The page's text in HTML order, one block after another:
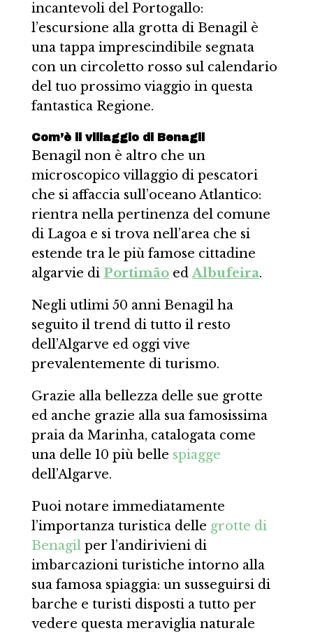
incantevoli del Portogallo:
l’escursione alla grotta di Benagil è
una tappa imprescindibile segnata
con un circoletto rosso sul calendario
del tuo prossimo viaggio in questa
fantastica Regione.
Com’è il villaggio di Benagil
Benagil non è altro che un
microscopico villaggio di pescatori
che si affaccia sull’oceano Atlantico:
rientra nella pertinenza del comune
di Lagoa e si trova nell’area che si
estende tra le più famose cittadine
algarvie di PortimãoedAlbufeira.
Negli utlimi 50 anni Benagil ha
seguito il trend di tutto il resto
dell’Algarve ed oggi vive
prevalentemente di turismo.
Grazie alla bellezza delle sue grotte
ed anche grazie alla sua famosissima
praia da Marinha, catalogata come
una delle 10 più belle spiagge
dell’Algarve.
Puoi notare immediatamente
l’importanza turistica delle grotte di
Benagilper l’andirivieni di
imbarcazioni turistiche intorno alla
sua famosa spiaggia: un susseguirsi di
barche e turisti disposti a tutto per
vedere questa meraviglia naturale